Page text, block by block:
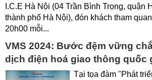
I.C.E Hà Nội (04 Trần Bình Trọng, quận
thành phố Hà Nội), đón khách tham
20h00 mỗi...
VMS 2024: Bước đệm vững
dịch điện hoá giao thông quốc
Tại tọa đàm "Phát